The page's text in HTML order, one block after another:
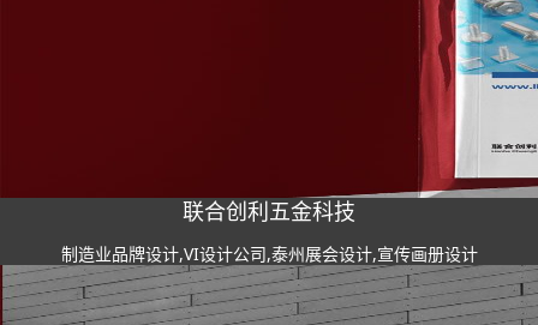
联合创利五金科技
制造业品牌设计,VI设计公司,泰州展会设计,宣传画册设计